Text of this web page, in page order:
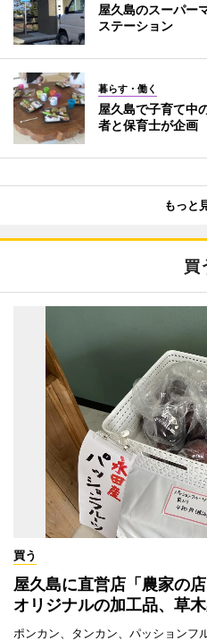
屋久島のスーパー
ステーション
暮らす・働く
屋久島で子育て中
者と保育士が企画
もっと
買
買う
屋久島に直営店「農家の
オリジナルの加工品、草
ポンカン、タンカン、パッションフ